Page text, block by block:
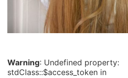
Warning: Undefined property:
stdClass::$access_token in